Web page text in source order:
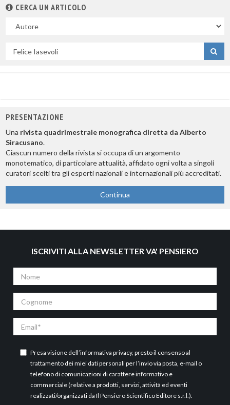
CERCA UN ARTICOLO
campo
per
PRESENTAZIONE
Una rivista quadrimestrale monografica diretta da Alberto
Siracusano.
Ciascun numero della rivista si occupa di un argomento
monotematico, di particolare attualità, affidato ogni volta a singoli
curatori scelti tra gli esperti nazionali e internazionali più accreditati.
Continua
ISCRIVITI ALLA NEWSLETTER VA' PENSIERO
Presa visione dell’informativa privacy, presto il consenso al
trattamento dei miei dati personali per l’invio via posta, e-mail o
telefono di comunicazioni di carattere informativo e
commerciale (relative a prodotti, servizi, attività ed eventi
realizzati/organizzati da Il Pensiero Scientifico Editore s.r.l.).